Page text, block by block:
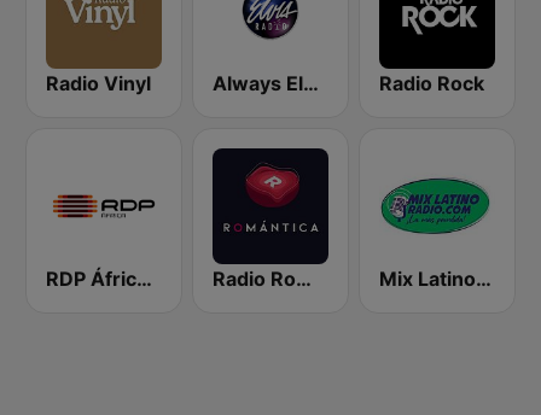
Radio Vinyl Always Elvis Radio Radio Rock
RDP África Cabo Verde Radio Romántica FM Mix Latino Radio